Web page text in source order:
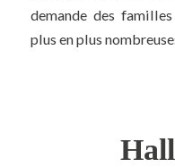
demande des
plus en plus